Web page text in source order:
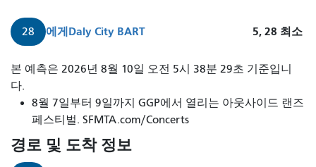
28 에게Daly City BART 5, 28 최소
본 예측은 2026년 8월 10일 오전 5시 38분 29초 기준입니
다.
8월 7일부터 9일까지 GGP에서 열리는 아웃사이드 랜즈
페스티벌. SFMTA.com/Concerts
경로 및 도착 정보